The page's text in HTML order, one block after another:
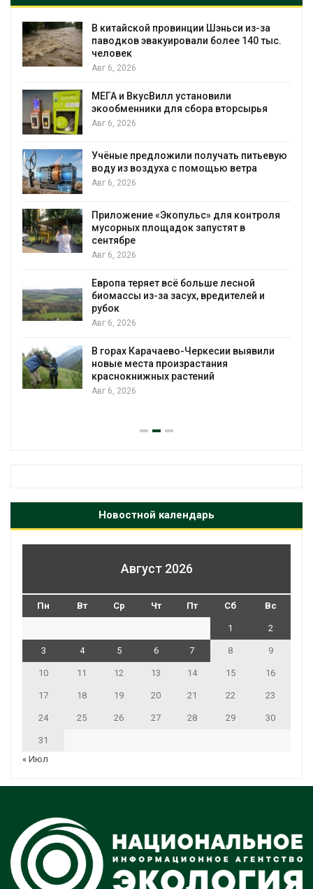
В китайской провинции Шэньси из-за
паводков эвакуировали более 140 тыс.
человек
Авг 6, 2026
МЕГА и ВкусВилл установили
экообменники для сбора вторсырья
Авг 6, 2026
Учёные предложили получать питьевую
воду из воздуха с помощью ветра
Авг 6, 2026
Приложение «Экопульс» для контроля
мусорных площадок запустят в
сентябре
Авг 6, 2026
Европа теряет всё больше лесной
биомассы из-за засух, вредителей и
рубок
Авг 6, 2026
В горах Карачаево-Черкесии выявили
новые места произрастания
краснокнижных растений
Авг 6, 2026
Новостной календарь
Август 2026
Пн Вт Ср Чт Пт Сб Вс
1 2
3 4 5 6 7 8 9
10 11 12 13 14 15 16
17 18 19 20 21 22 23
24 25 26 27 28 29 30
31
« Июл